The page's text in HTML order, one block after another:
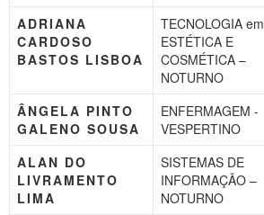
ADRIANA
CARDOSO
BASTOS LISBOA
TECNOLOGIA em
ESTÉTICA E
COSMÉTICA –
NOTURNO
ÂNGELA PINTO
GALENO SOUSA
ENFERMAGEM -
VESPERTINO
ALAN DO
LIVRAMENTO
LIMA
SISTEMAS DE
INFORMAÇÃO –
NOTURNO